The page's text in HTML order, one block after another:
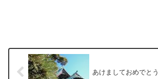
あけましておめでとう